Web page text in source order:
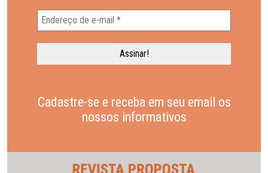
Cadastre-se e receba em seu email os
nossos informativos